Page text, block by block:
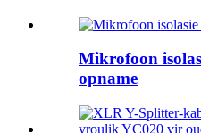
Mikrofoon
opname